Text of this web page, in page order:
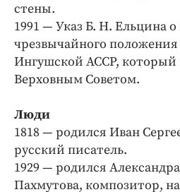
стены.
1991 — Указ Б. Н. Ельцина
чрезвычайного положения
Ингушской АССР, который
Верховным Советом.
Люди
1818 — родился Иван
русский писатель.
1929 — родился
Пахмутова, композитор,